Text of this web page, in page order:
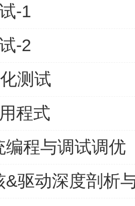
-1
-2
测试
程式
编程与调试调优
&驱动深度剖析